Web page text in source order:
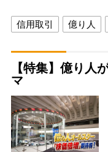
信用取引 億り人
【特集】億り人
マ